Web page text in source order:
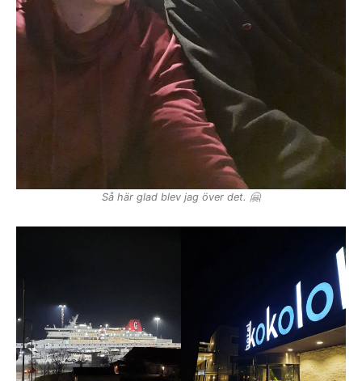
Så här glad blev jag över det. 🤗